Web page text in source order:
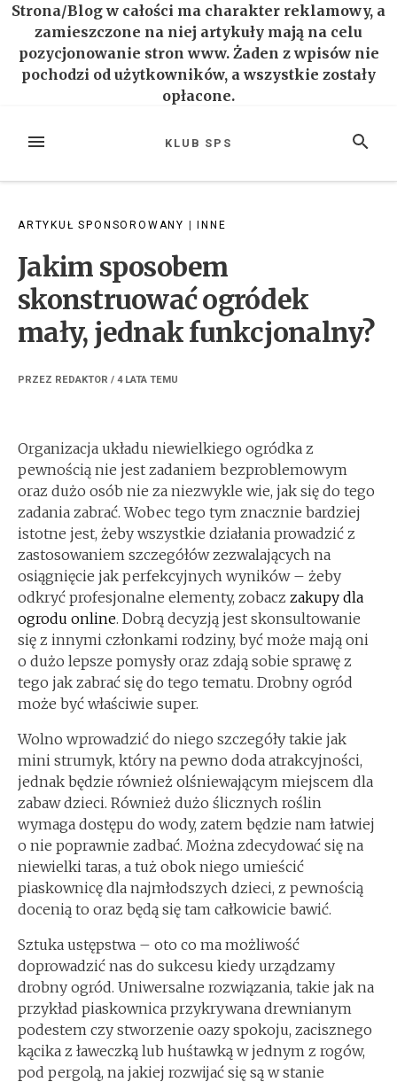
Strona/Blog w całości ma charakter reklamowy, a
zamieszczone na niej artykuły mają na celu
pozycjonowanie stron www. Żaden z wpisów nie
pochodzi od użytkowników, a wszystkie zostały
opłacone.
MENU SZUKAJ
KLUB SPS
ARTYKUŁ SPONSOROWANY INNE
Jakim sposobem
skonstruować ogródek
mały, jednak funkcjonalny?
PRZEZ REDAKTOR / 4 LATA TEMU
Organizacja układu niewielkiego ogródka z
pewnością nie jest zadaniem bezproblemowym
oraz dużo osób nie za niezwykle wie, jak się do tego
zadania zabrać. Wobec tego tym znacznie bardziej
istotne jest, żeby wszystkie działania prowadzić z
zastosowaniem szczegółów zezwalających na
osiągnięcie jak perfekcyjnych wyników – żeby
odkryć profesjonalne elementy, zobacz zakupy dla
ogrodu online. Dobrą decyzją jest skonsultowanie
się z innymi członkami rodziny, być może mają oni
o dużo lepsze pomysły oraz zdają sobie sprawę z
tego jak zabrać się do tego tematu. Drobny ogród
może być właściwie super.
Wolno wprowadzić do niego szczegóły takie jak
mini strumyk, który na pewno doda atrakcyjności,
jednak będzie również olśniewającym miejscem dla
zabaw dzieci. Również dużo ślicznych roślin
wymaga dostępu do wody, zatem będzie nam łatwiej
o nie poprawnie zadbać. Można zdecydować się na
niewielki taras, a tuż obok niego umieścić
piaskownicę dla najmłodszych dzieci, z pewnością
docenią to oraz będą się tam całkowicie bawić.
Sztuka ustępstwa – oto co ma możliwość
doprowadzić nas do sukcesu kiedy urządzamy
drobny ogród. Uniwersalne rozwiązania, takie jak na
przykład piaskownica przykrywana drewnianym
podestem czy stworzenie oazy spokoju, zacisznego
kącika z ławeczką lub huśtawką w jednym z rogów,
pod pergolą, na jakiej rozwijać się są w stanie